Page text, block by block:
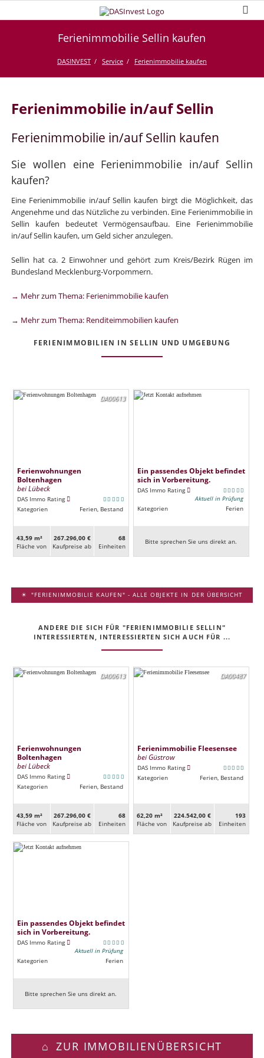
Ferienimmobilie Sellin kaufen
DASINVEST Service Ferienimmobilie kaufen
Ferienimmobilie in/auf Sellin
Ferienimmobilie in/auf Sellin kaufen
Sie wollen eine Ferienimmobilie in/auf Sellin
kaufen?
Eine Ferienimmobilie in/auf Sellin kaufen birgt die Möglichkeit, das
Angenehme und das Nützliche zu verbinden. Eine Ferienimmobilie in
Sellin kaufen bedeutet Vermögensaufbau. Eine Ferienimmobilie
in/auf Sellin kaufen, um Geld sicher anzulegen.
Sellin hat ca. 2 Einwohner und gehört zum Kreis/Bezirk Rügen im
Bundesland Mecklenburg-Vorpommern.
→ Mehr zum Thema: Ferienimmobilie kaufen
→ Mehr zum Thema: Renditeimmobilien kaufen
FERIENIMMOBILIEN IN SELLIN UND UMGEBUNG
DA00613
Ferienwohnungen
Boltenhagen
bei Lübeck
DAS Immo Rating
Kategorien
Ferien, Bestand
43,59 m²
Fläche von
267.296,00 €
Kaufpreise ab
68
Ein­heiten
Ein passendes Objekt befindet
sich in Vorbereitung.
DAS Immo Rating
Aktuell in Prüfung
Kategorien
Ferien
Bitte sprechen Sie uns direkt an.
"FERIENIMMOBILIE KAUFEN" - ALLE OBJEKTE IN DER ÜBERSICHT
ANDERE DIE SICH FÜR "FERIENIMMOBILIE SELLIN"
INTERESSIERTEN, INTERESSIERTEN SICH AUCH FÜR ...
DA00613
Ferienwohnungen
Boltenhagen
bei Lübeck
DAS Immo Rating
Kategorien
Ferien, Bestand
43,59 m²
Fläche von
267.296,00 €
Kaufpreise ab
68
Ein­heiten
DA00487
Ferienimmobilie Fleesensee
bei Güstrow
DAS Immo Rating
Kategorien
Ferien, Bestand
62,20 m²
Fläche von
224.542,00 €
Kaufpreise ab
193
Ein­heiten
Ein passendes Objekt befindet
sich in Vorbereitung.
DAS Immo Rating
Aktuell in Prüfung
Kategorien
Ferien
Bitte sprechen Sie uns direkt an.
ZUR IMMOBILIENÜBERSICHT